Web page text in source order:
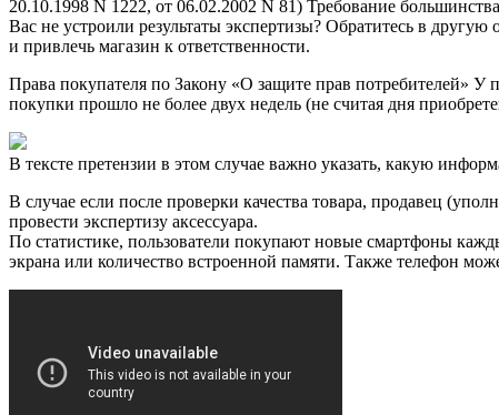
20.10.1998 N 1222, от 06.02.2002 N 81) Требование
Вас не устроили результаты экспертизы? Обратитесь в
и привлечь магазин к ответственности.
Права покупателя по Закону «О защите прав потребителей» У
покупки прошло не более двух недель (не считая дня
В тексте претензии в этом случае важно указать, какую
В случае если после проверки качества товара, продавец
провести экспертизу аксессуара.
По статистике, пользователи покупают новые смартфоны
экрана или количество встроенной памяти. Также телефон